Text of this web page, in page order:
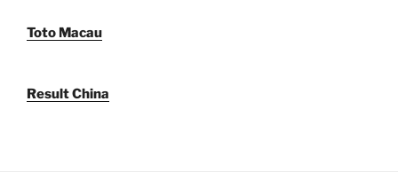
Toto Macau
Result China